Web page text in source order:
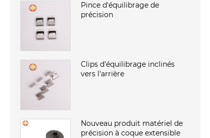
Pince d'équilibrage de
précision
Clips d'équilibrage inclinés
vers l'arrière
Nouveau produit matériel de
précision à coque extensible